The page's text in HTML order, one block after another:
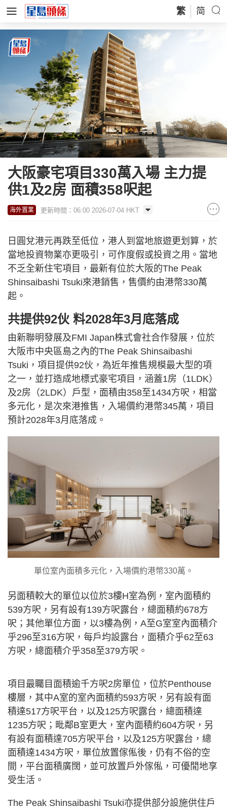
繁 简
大阪豪宅項目330萬入場 主力提
供1及2房 面積358呎起
海外置業 更新時間：06:00 2026-07-04 HKT
日圓兌港元再跌至低位，港人到當地旅遊更划算，於
當地投資物業亦更吸引，可作度假或投資之用。當地
不乏全新住宅項目，最新有位於大阪的The Peak
Shinsaibashi Tsuki來港銷售，售價約由港幣330萬
起。
共提供92伙 料2028年3月底落成
由新聯明發展及FMI Japan株式會社合作發展，位於
大阪市中央區島之內的The Peak Shinsaibashi
Tsuki，項目提供92伙，為近年推售規模最大型的項
之一，並打造成地標式豪宅項目，涵蓋1房（1LDK）
及2房（2LDK）戶型，面積由358至1434方呎，相當
多元化，是次來港推售，入場價約港幣345萬，項目
預計2028年3月底落成。
單位室內面積多元化，入場價約港幣330萬。
另面積較大的單位以位於3樓H室為例，室內面積約
539方呎，另有設有139方呎露台，總面積約678方
呎；其他單位方面，以3樓為例，A至G室室內面積介
乎296至316方呎，每戶均設露台，面積介乎62至63
方呎，總面積介乎358至379方呎。
項目最矚目面積逾千方呎2房單位，位於Penthouse
樓層，其中A室的室內面積約593方呎，另有設有面
積達517方呎平台，以及125方呎露台，總面積達
1235方呎；毗鄰B室更大，室內面積約604方呎，另
有設有面積達705方呎平台，以及125方呎露台，總
面積達1434方呎，單位放置傢俬後，仍有不俗的空
間，平台面積廣闊，並可放置戶外傢俬，可優閒地享
受生活。
The Peak Shinsaibashi Tsuki亦提供部分設施供住戶